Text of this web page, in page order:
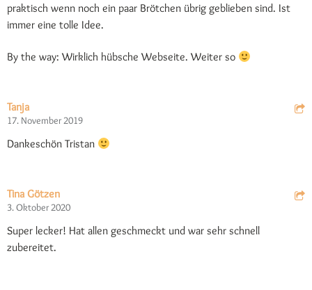
praktisch wenn noch ein paar Brötchen übrig geblieben sind. Ist
immer eine tolle Idee.
By the way: Wirklich hübsche Webseite. Weiter so
Tanja
17. November 2019
Dankeschön Tristan
Tina Götzen
3. Oktober 2020
Super lecker! Hat allen geschmeckt und war sehr schnell
zubereitet.